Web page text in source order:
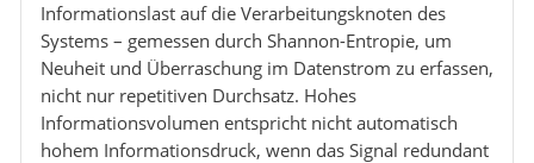
Informationslast auf die Verarbeitungsknoten des
Systems – gemessen durch Shannon-Entropie, um
Neuheit und Überraschung im Datenstrom zu erfassen,
nicht nur repetitiven Durchsatz. Hohes
Informationsvolumen entspricht nicht automatisch
hohem Informationsdruck, wenn das Signal redundant